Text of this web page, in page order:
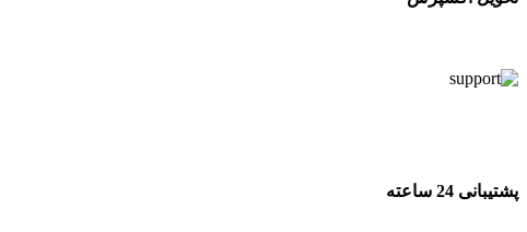
پشتیبانی 24 ساعته